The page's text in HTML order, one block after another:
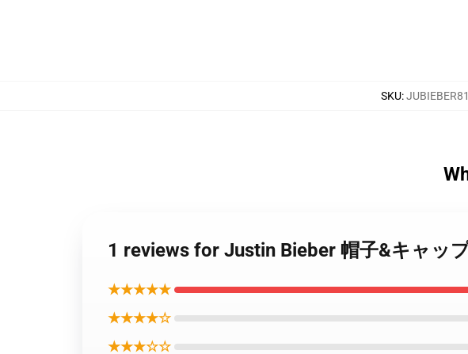
SKU:
1 reviews for Justin Bieber 帽子&キャッ
★★★★★
★★★★☆
★★★☆☆